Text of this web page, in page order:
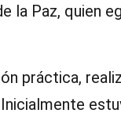
la Paz, quien
práctica,